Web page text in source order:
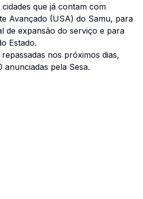
que já contam com
Avançado (USA) do Samu, para
de expansão do serviço e para
Estado.
nos próximos dias,
anunciadas pela Sesa.